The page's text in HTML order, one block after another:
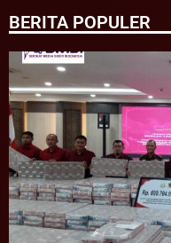
BERITA POPULER